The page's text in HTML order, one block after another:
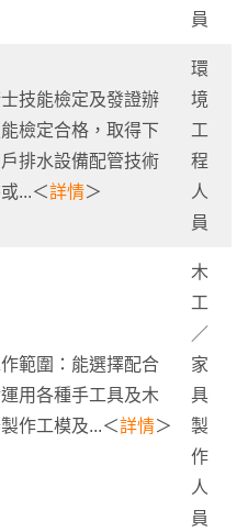
員
技能檢定及發證辦
檢定合格，取得下
排水設備配管技術
...＜詳情＞
環
境
工
程
人
員
範圍：能選擇配合
用各種手工具及木
作工模及...＜詳情＞
木
工
／
家
具
製
作
人
員